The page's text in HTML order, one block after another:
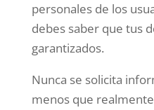
personales de los
debes saber que tus
garantizados.
Nunca se solicita
menos que